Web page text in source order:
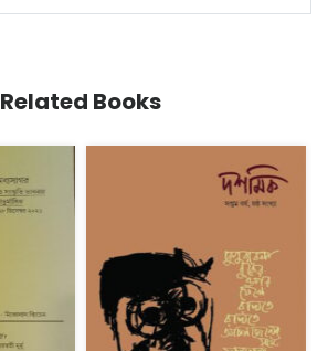
Related Books